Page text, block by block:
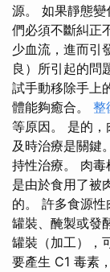
源。 如果靜態變
們必須不斷糾正
少血流，進而引
良）所引起的問
試手動移除手上
體能夠癒合。 整
等原因。 是的，
及時治療是關鍵
持性治療。 肉毒
是由於食用了被
的。 許多食源
罐裝、醃製或發
罐裝（加工），
要產生 C1 毒素